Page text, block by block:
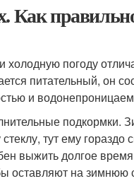
Как
погоду
питательный, он
и
подкормки.
тут ему
выжить долгое
оставляют на зимнюю